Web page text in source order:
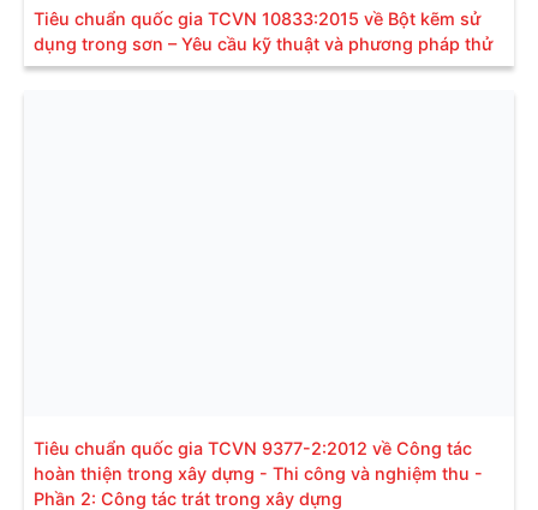
Tiêu chuẩn quốc gia TCVN 10833:2015 về Bột kẽm sử
dụng trong sơn – Yêu cầu kỹ thuật và phương pháp thử
Tiêu chuẩn quốc gia TCVN 9377-2:2012 về Công tác
hoàn thiện trong xây dựng - Thi công và nghiệm thu -
Phần 2: Công tác trát trong xây dựng